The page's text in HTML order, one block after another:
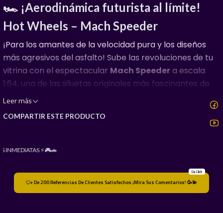
🏎️ ¡Aerodinámica futurista al límite!
Hot Wheels – Mach Speeder
¡Para los amantes de la velocidad pura y los diseños
más agresivos del asfalto! Sube las revoluciones de tu
vitrina con el espectacular Mach Speedera escala
1:64, una de las siluetas originales más fascinantes de
Hot Wheels. Diseñado con una clara inspiración en los
modernos hiperautos de resistencia y los prototipos de
carreras de alta tecnología, este modelo transmite
completamente estático.
El casting resalta de manera magistral por sus líneas
fluidas, un capó ultra bajo, guardabarros ensanchados
de estilo de competencia y un enorme alerón trasero
Leer más
COMPARTIR ESTE PRODUCTO
INMEDIATAS ⚡🎮🚗
+ De 200 Referencias De Clientes Satisfechos ¡Mira Sus Comentarios! 🥳💫
Da Click